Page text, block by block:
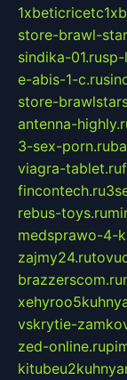
store-brawl-
sindika-01.ru
e-abis-1-c.ru
store-
antenna-
3-sex-porn.ru
viagra-tablet.ru
fincontech.ru
rebus-toys.ru
medsprawo-4-
zajmy24.ru
brazzerscom.ru
vskrytie-
zed-online.ru